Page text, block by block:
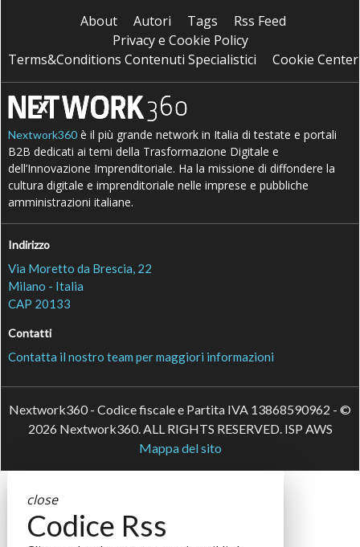
About Autori Tags
Rss Feed
Privacy e Cookie Policy
Terms&Conditions Contenuti Specialistici
Cookie Center
Nextwork360 è il più grande network in Italia di testate e portali
B2B dedicati ai temi della Trasformazione Digitale e
dell’Innovazione Imprenditoriale. Ha la missione di diffondere la
cultura digitale e imprenditoriale nelle imprese e pubbliche
amministrazioni italiane.
Indirizzo
Via Moretto da Brescia, 22
Milano - Italia
CAP 20133
Contatti
Contatta il nostro team per maggiori informazioni
Nextwork360 - Codice fiscale e Partita IVA 13868590962 - ©
2026 Nextwork360. ALL RIGHTS RESERVED. ISP AWS
Mappa del sito
close
Codice Rss